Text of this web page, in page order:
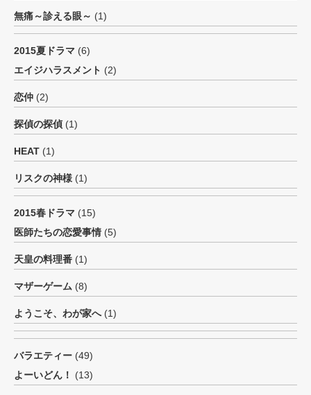
無痛～診える眼～ (1)
2015夏ドラマ (6)
エイジハラスメント (2)
恋仲 (2)
探偵の探偵 (1)
HEAT (1)
リスクの神様 (1)
2015春ドラマ (15)
医師たちの恋愛事情 (5)
天皇の料理番 (1)
マザーゲーム (8)
ようこそ、わが家へ (1)
バラエティー (49)
よーいどん！
(13)